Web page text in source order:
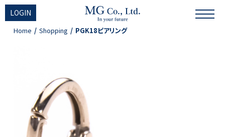
LOGIN
Home Shopping PGK18ピアリング